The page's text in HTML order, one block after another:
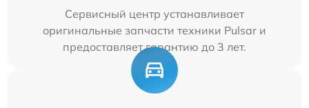
Сервисный центр устанавливает
оригинальные запчасти техники Pulsar и
предоставляет гарантию до 3 лет.